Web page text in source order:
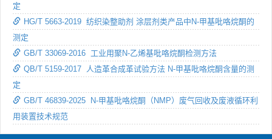
定
HG/T 5663-2019 纺织染整助剂 涂层剂类产品中N-甲基吡咯烷酮的
测定
GB/T 33069-2016 工业用聚N-乙烯基吡咯烷酮检测方法
QB/T 5159-2017 人造革合成革试验方法 N-甲基吡咯烷酮含量的测
定
GB/T 46839-2025 N-甲基吡咯烷酮（NMP）废气回收及废液循环利
用装置技术规范